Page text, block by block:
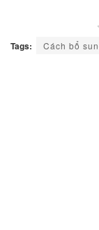
Tags: Cách bổ